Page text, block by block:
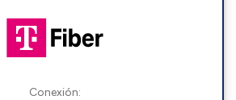
Conexión: